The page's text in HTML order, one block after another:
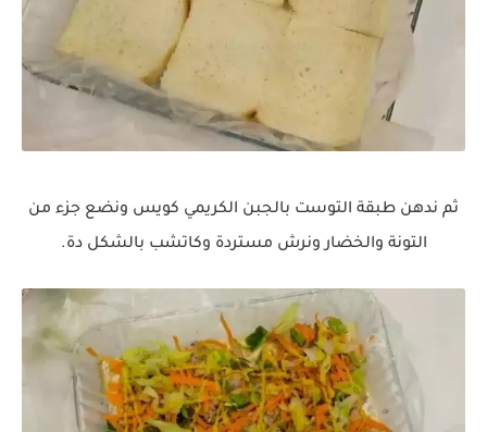
ثم ندهن طبقة التوست بالجبن الكريمي كويس ونضع جزء من
التونة والخضار ونرش مستردة وكاتشب بالشكل دة.